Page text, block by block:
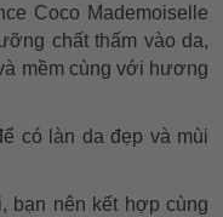
Coco Mademoiselle
chất thấm vào da,
mềm cùng với hương
có làn da đẹp và mùi
bạn nên kết hợp cùng